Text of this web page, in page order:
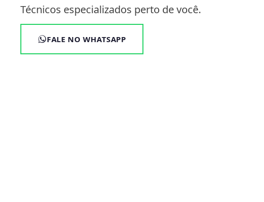
Técnicos especializados perto de você.
FALE NO WHATSAPP